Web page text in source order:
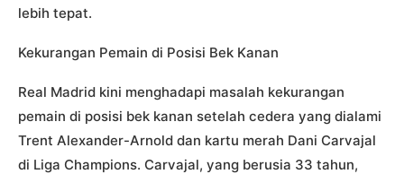
lebih tepat.
Kekurangan Pemain di Posisi Bek Kanan
Real Madrid kini menghadapi masalah kekurangan
pemain di posisi bek kanan setelah cedera yang dialami
Trent Alexander-Arnold dan kartu merah Dani Carvajal
di Liga Champions. Carvajal, yang berusia 33 tahun,